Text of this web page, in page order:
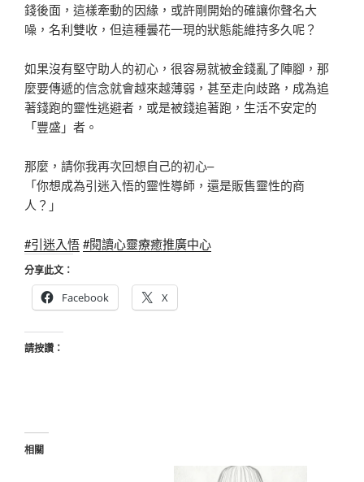
錢後面，這樣牽動的因緣，或許剛開始的確讓你聲名大
噪，名利雙收，但這種曇花一現的狀態能維持多久呢？
如果沒有堅守助人的初心，很容易就被金錢亂了陣腳，那
麼要傳遞的信念就會越來越薄弱，甚至走向歧路，成為追
著錢跑的靈性逃避者，或是被錢追著跑，生活不安定的
「豐盛」者。
那麼，請你我再次回想自己的初心–
「你想成為引迷入悟的靈性導師，還是販售靈性的商
人？」
#引迷入悟#閱讀心靈療癒推廣中心
分享此文：
Facebook
X
請按讚：
相關